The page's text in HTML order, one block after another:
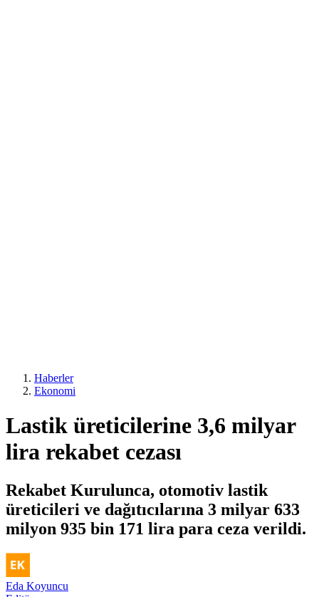
Haberler
Ekonomi
Lastik üreticilerine 3,6 milyar
lira rekabet cezası
Rekabet Kurulunca, otomotiv lastik
üreticileri ve dağıtıcılarına 3 milyar 633
milyon 935 bin 171 lira para ceza verildi.
Eda Koyuncu